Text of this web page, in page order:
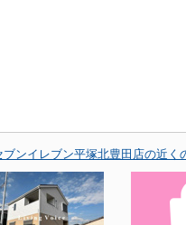
ブンイレブン平塚北豊田店の近く